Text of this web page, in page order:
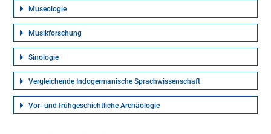
Museologie
Musikforschung
Sinologie
Vergleichende Indogermanische Sprachwissenschaft
Vor- und frühgeschichtliche Archäologie